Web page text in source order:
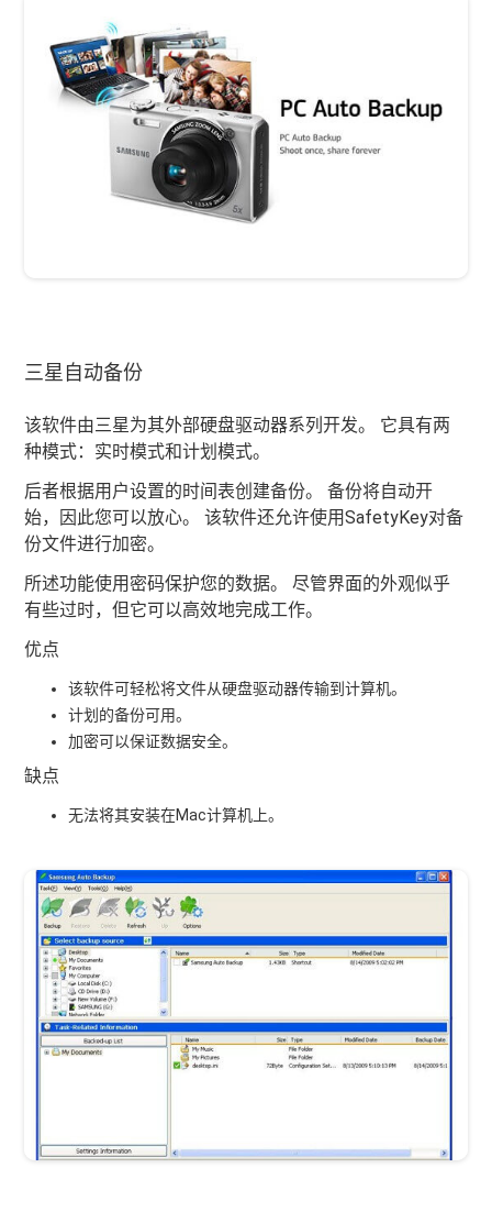
三星自动备份
该软件由三星为其外部硬盘驱动器系列开发。 它具有两
种模式：实时模式和计划模式。
后者根据用户设置的时间表创建备份。 备份将自动开
始，因此您可以放心。 该软件还允许使用SafetyKey对备
份文件进行加密。
所述功能使用密码保护您的数据。 尽管界面的外观似乎
有些过时，但它可以高效地完成工作。
优点
该软件可轻松将文件从硬盘驱动器传输到计算机。
计划的备份可用。
加密可以保证数据安全。
缺点
无法将其安装在Mac计算机上。